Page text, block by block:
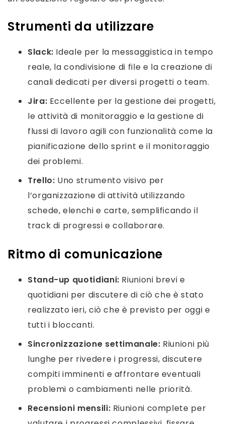
Strumenti da utilizzare
Slack: Ideale per la messaggistica in tempo
reale, la condivisione di file e la creazione di
canali dedicati per diversi progetti o team.
Jira: Eccellente per la gestione dei progetti,
le attività di monitoraggio e la gestione di
flussi di lavoro agili con funzionalità come la
pianificazione dello sprint e il monitoraggio
dei problemi.
Trello: Uno strumento visivo per
l’organizzazione di attività utilizzando
schede, elenchi e carte, semplificando il
track di progressi e collaborare.
Ritmo di comunicazione
Stand-up quotidiani: Riunioni brevi e
quotidiani per discutere di ciò che è stato
realizzato ieri, ciò che è previsto per oggi e
tutti i bloccanti.
Sincronizzazione settimanale: Riunioni più
lunghe per rivedere i progressi, discutere
compiti imminenti e affrontare eventuali
problemi o cambiamenti nelle priorità.
Recensioni mensili: Riunioni complete per